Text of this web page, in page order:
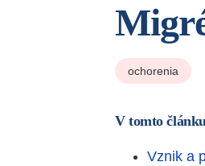
ochorenia
V tomto
Vznik a